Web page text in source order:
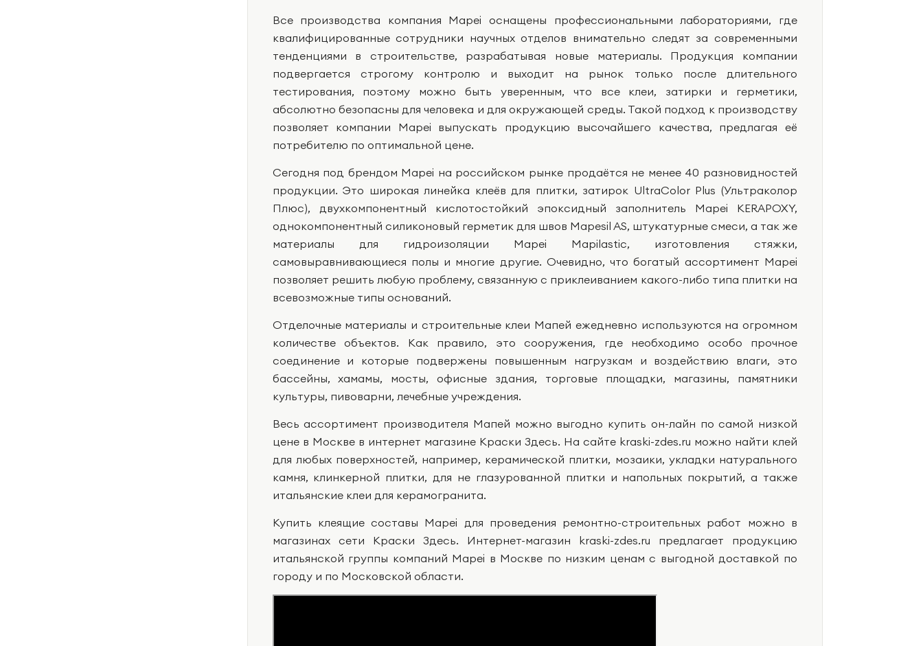
Все производства компания Mapei оснащены профессиональными лабораториями, где
квалифицированные сотрудники научных отделов внимательно следят за современными
тенденциями в строительстве, разрабатывая новые материалы. Продукция компании
подвергается строгому контролю и выходит на рынок только после длительного
тестирования, поэтому можно быть уверенным, что все клеи, затирки и герметики,
абсолютно безопасны для человека и для окружающей среды. Такой подход к производству
позволяет компании Mapei выпускать продукцию высочайшего качества, предлагая её
потребителю по оптимальной цене.
Сегодня под брендом Mapei на российском рынке продаётся не менее 40 разновидностей
продукции. Это широкая линейка клеёв для плитки, затирок UltraColor Plus (Ультраколор
Плюс), двухкомпонентный кислотостойкий эпоксидный заполнитель Mapei KERAPOXY,
однокомпонентный силиконовый герметик для швов Mapesil AS, штукатурные смеси, а так же
материалы для гидроизоляции Mapei Mapilastic, изготовления стяжки,
самовыравнивающиеся полы и многие другие. Очевидно, что богатый ассортимент Mapei
позволяет решить любую проблему, связанную с приклеиванием какого-либо типа плитки на
всевозможные типы оснований.
Отделочные материалы и строительные клеи Мапей ежедневно используются на огромном
количестве объектов. Как правило, это сооружения, где необходимо особо прочное
соединение и которые подвержены повышенным нагрузкам и воздействию влаги, это
бассейны, хамамы, мосты, офисные здания, торговые площадки, магазины, памятники
культуры, пивоварни, лечебные учреждения.
Весь ассортимент производителя Мапей можно выгодно купить он-лайн по самой низкой
цене в Москве в интернет магазине Краски Здесь. На сайте kraski-zdes.ru можно найти клей
для любых поверхностей, например, керамической плитки, мозаики, укладки натурального
камня, клинкерной плитки, для не глазурованной плитки и напольных покрытий, а также
итальянские клеи для керамогранита.
Купить клеящие составы Mapei для проведения ремонтно-строительных работ можно в
магазинах сети Краски Здесь. Интернет-магазин kraski-zdes.ru предлагает продукцию
итальянской группы компаний Mapei в Москве по низким ценам с выгодной доставкой по
городу и по Московской области.